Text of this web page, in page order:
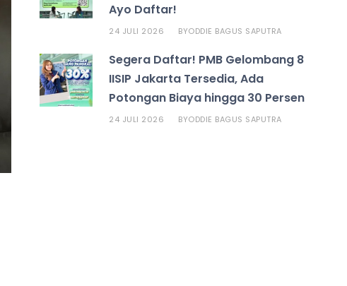
Ayo Daftar!
24 JULI 2026 BYODDIE BAGUS SAPUTRA
Segera Daftar! PMB Gelombang 8
IISIP Jakarta Tersedia, Ada
Potongan Biaya hingga 30 Persen
24 JULI 2026 BYODDIE BAGUS SAPUTRA